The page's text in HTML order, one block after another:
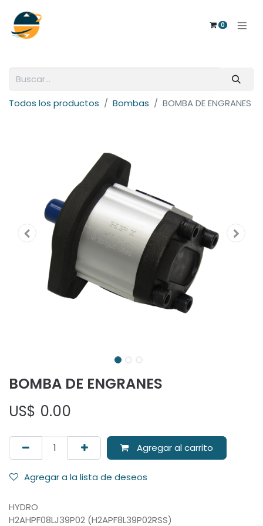
0
Todos los productos Bombas BOMBA DE ENGRANES
BOMBA DE ENGRANES
US$ 0.00
Agregar al carrito
Agregar a la lista de deseos
HYDRO
H2AHPF08LJ39P02 (H2APF8L39P02RSS)